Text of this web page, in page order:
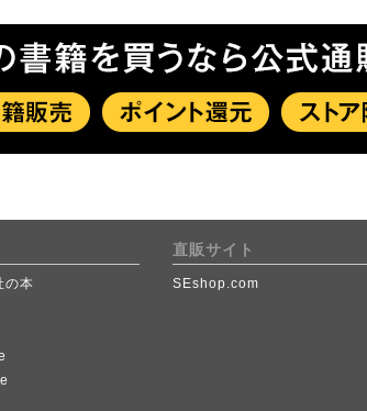
の本
直販サイト
SEshop.com